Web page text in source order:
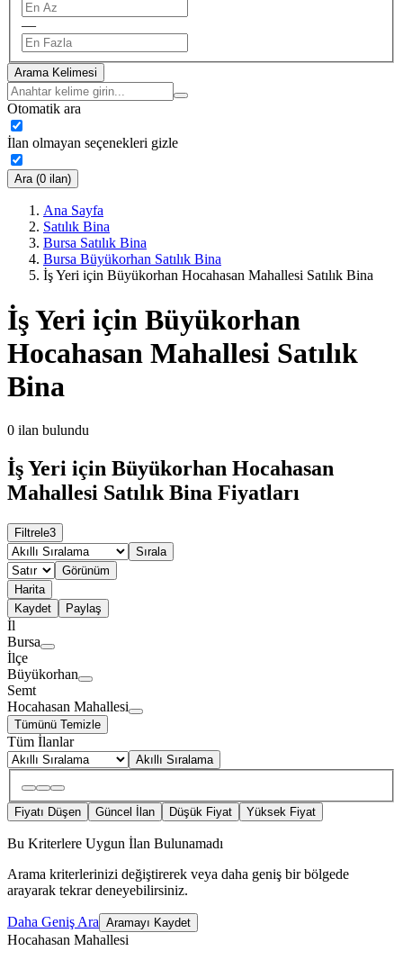
—
Arama Kelimesi
Otomatik ara
İlan olmayan seçenekleri gizle
Ara (0 ilan)
Ana Sayfa
Satılık Bina
Bursa Satılık Bina
Bursa Büyükorhan Satılık Bina
İş Yeri için Büyükorhan Hocahasan Mahallesi Satılık Bina
İş Yeri için Büyükorhan
Hocahasan Mahallesi Satılık
Bina
0 ilan bulundu
İş Yeri için Büyükorhan Hocahasan
Mahallesi Satılık Bina Fiyatları
Filtrele3
Sırala
Görünüm
Harita
Kaydet
Paylaş
İl
Bursa
İlçe
Büyükorhan
Semt
Hocahasan Mahallesi
Tümünü Temizle
Tüm İlanlar
Akıllı Sıralama
Fiyatı Düşen Güncel İlan Düşük Fiyat Yüksek Fiyat
Bu Kriterlere Uygun İlan Bulunamadı
Arama kriterlerinizi değiştirerek veya daha geniş bir bölgede
arayarak tekrar deneyebilirsiniz.
Daha Geniş Ara Aramayı Kaydet
Hocahasan Mahallesi